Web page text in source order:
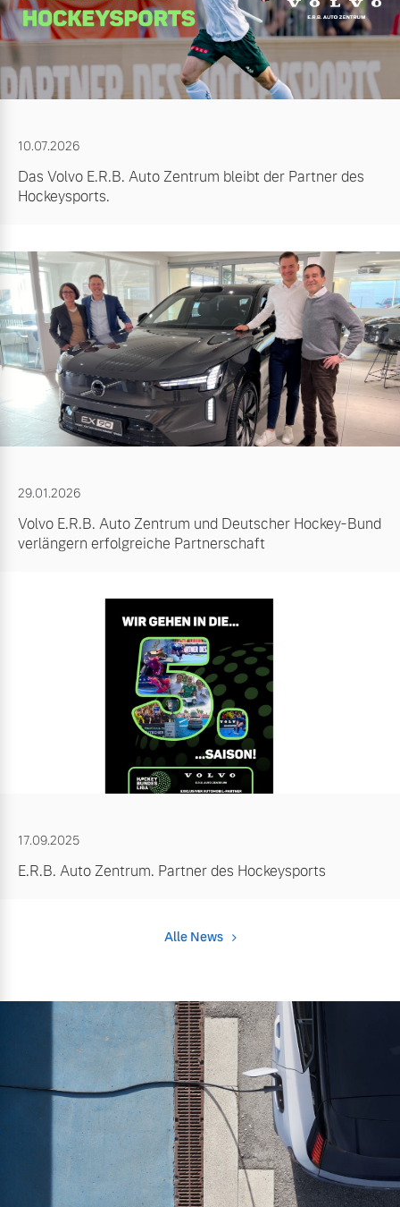
10.07.2026
Das Volvo E.R.B. Auto Zentrum bleibt der Partner des
Hockeysports.
29.01.2026
Volvo E.R.B. Auto Zentrum und Deutscher Hockey-Bund
verlängern erfolgreiche Partnerschaft
17.09.2025
E.R.B. Auto Zentrum. Partner des Hockeysports
Alle News